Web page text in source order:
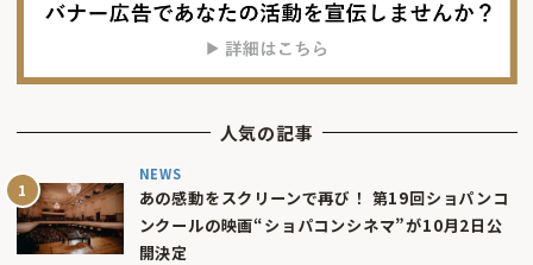
人気の記事
NEWS
あの感動をスクリーンで再び！ 第19回ショパンコ
ンクールの映画“ショパコンシネマ”が10月2日公
開決定